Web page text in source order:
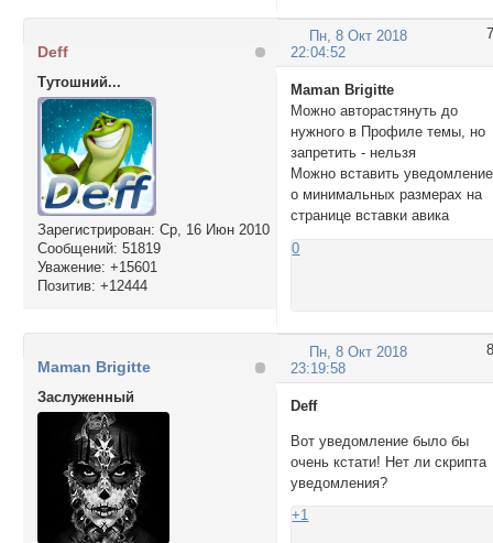
7
Пн, 8 Окт 2018
22:04:52
Deff
Тутошний...
Зарегистрирован: Ср, 16 Июн 2010
Сообщений: 51819
Уважение: +15601
Позитив: +12444
Maman Brigitte
Можно авторастянуть до
нужного в Профиле темы, но
запретить - нельзя
Можно вставить уведомление
о минимальных размерах на
странице вставки авика
0
8
Пн, 8 Окт 2018
23:19:58
Maman Brigitte
Заслуженный
Deff
Вот уведомление было бы
очень кстати! Нет ли скрипта
уведомления?
+1